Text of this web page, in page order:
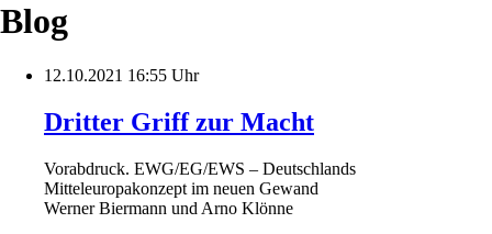
Blog
12.10.2021 16:55 Uhr
Dritter Griff zur Macht
Vorabdruck. EWG/EG/EWS – Deutschlands
Mitteleuropakonzept im neuen Gewand
Werner Biermann und Arno Klönne